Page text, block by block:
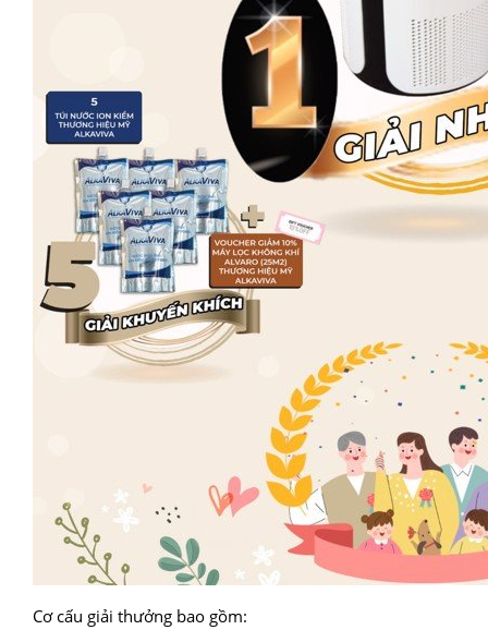
Cơ cấu giải thưởng bao gồm: